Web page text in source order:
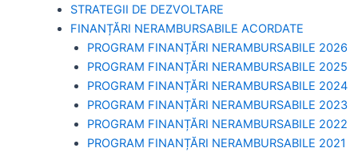
STRATEGII DE DEZVOLTARE
FINANȚĂRI NERAMBURSABILE ACORDATE
PROGRAM FINANȚĂRI NERAMBURSABILE 2026
PROGRAM FINANȚĂRI NERAMBURSABILE 2025
PROGRAM FINANȚĂRI NERAMBURSABILE 2024
PROGRAM FINANȚĂRI NERAMBURSABILE 2023
PROGRAM FINANȚĂRI NERAMBURSABILE 2022
PROGRAM FINANȚĂRI NERAMBURSABILE 2021